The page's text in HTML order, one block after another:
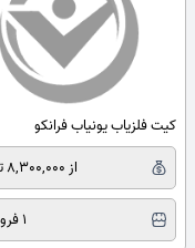
کیت فلزیاب یونیاب فرانکو
از 8,300,000 تومان
1 فروشگاه